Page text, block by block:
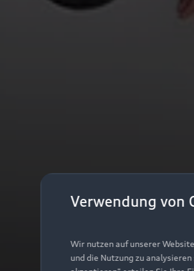
Verwendung von
Wir nutzen auf unserer
und die Nutzung zu